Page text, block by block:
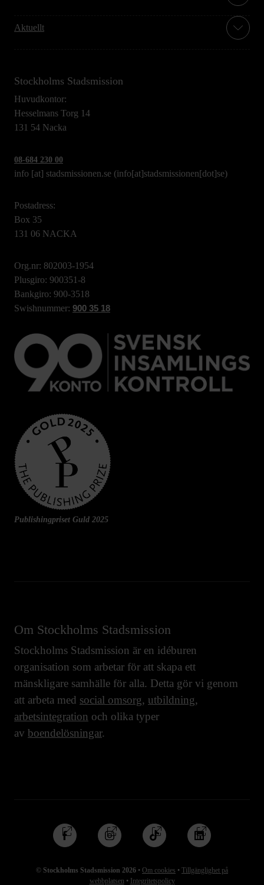
Aktuellt
Stockholms Stadsmission
Huvudkontor:
Hesselmans Torg 14
131 54 Nacka
08-684 230 00
info [at] stadsmissionen.se (info[at]stadsmissionen[dot]se)
Postadress:
Box 35
131 06 NACKA
Org.nr: 802003-1954
Plusgiro: 900351-8
Bankgiro: 900-3518
Swishnummer: 900 35 18
Publishingpriset Guld 2025
Om Stockholms Stadsmission
Stockholms Stadsmission är en idéburen
organisation som arbetar för att skapa ett
mänskligare samhälle för alla. Detta gör vi genom
att arbeta med social omsorg, utbildning,
arbetsintegration och olika typer
av boendelösningar.
© Stockholms Stadsmission 2026 • Om cookies • Tillgänglighet på
webbplatsen • Integritetspolicy
Följ
oss
Facebook
Följ
oss
Instagram
Följ
oss
TikTok
Följ
oss
Linkedin